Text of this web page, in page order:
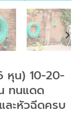
หุน) 10-20-
ทนแดด
ละหัวฉีดครบ